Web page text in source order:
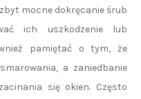
mocne dokręcanie śrub
ich uszkodzenie lub
pamiętać o tym, że
a zaniedbanie
się okien. Często